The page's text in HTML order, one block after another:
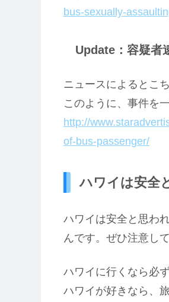
bus-sexually-
Update：容疑者
ニュースによるとこ
このように、事件を
http://
of-bus-passenger/
ハワイは安全
ハワイは安全と思わ
んです。ぜひ注意し
ハワイに行くなら必
ハワイが好きなら、